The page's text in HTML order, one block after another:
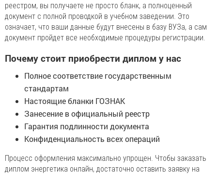
реестром, вы получаете не просто бланк, а полноценный
документ с полной проводкой в учебном заведении. Это
означает, что ваши данные будут внесены в базу ВУЗа, а сам
документ пройдет все необходимые процедуры регистрации.
Почему стоит приобрести диплом у нас
Полное соответствие государственным
стандартам
Настоящие бланки ГОЗНАК
Занесение в официальный реестр
Гарантия подлинности документа
Конфиденциальность всех операций
Процесс оформления максимально упрощен. Чтобы заказать
диплом энергетика онлайн, достаточно оставить заявку на